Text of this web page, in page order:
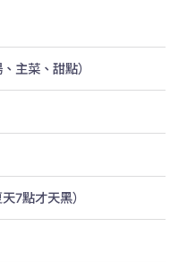
主菜、甜點）
7點才天黑）